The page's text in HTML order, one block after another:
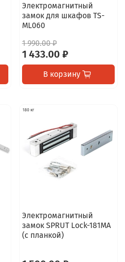
Электромагнитный
замок для шкафов TS-
ML060
1 990.00 ₽
1 433.00 ₽
В корзину
180 кг
Электромагнитный
замок SPRUT Lock-181MA
(с планкой)